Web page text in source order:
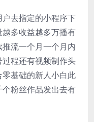
去指定的小程序下
多收益越多万播有
流一个月一个月内
程还有视频制作头
基础的新人小白此
粉丝作品发出去有